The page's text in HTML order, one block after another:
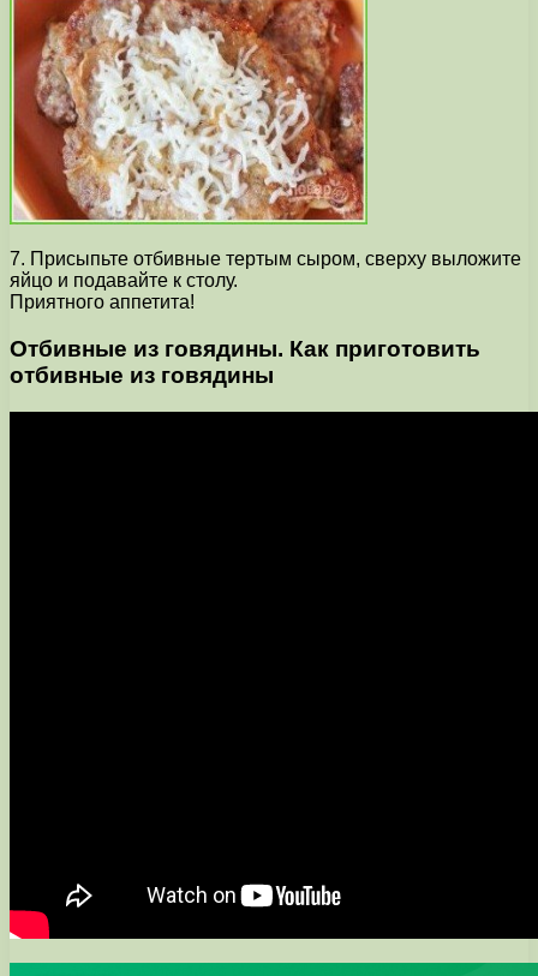
7. Присыпьте отбивные тертым сыром, сверху выложите
яйцо и подавайте к столу.
Приятного аппетита!
Отбивные из говядины. Как приготовить
отбивные из говядины